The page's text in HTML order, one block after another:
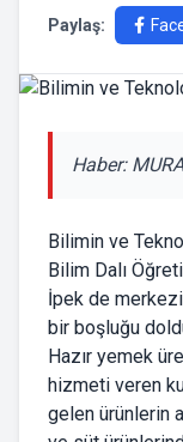
Paylaş:
Haber:
Bilimin ve
Bilim Dalı
İpek de
bir boşluğu
Hazır yemek
hizmeti veren
gelen ürünlerin